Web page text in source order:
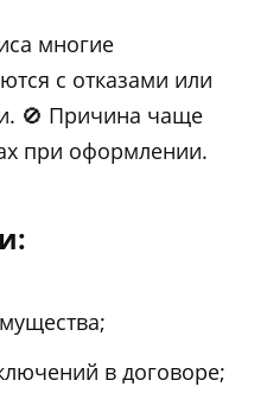
многие
с отказами или
🚫 Причина чаще
при оформлении.
в договоре;